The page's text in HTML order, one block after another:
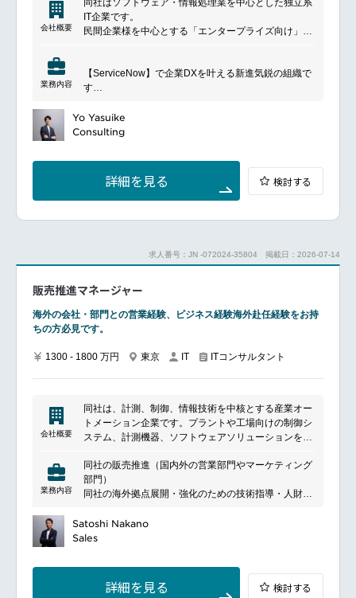
たスキルを基礎としてより大きなチームを管理しビジ
ネスと結び付けた活躍をして頂きます。
マネジャークラスでは技術およびクライアントフェイ
回すと共に、お客様毎にオーダーメイドし将来を見据
えた提案活動を通じて、お客様の将来像を創造する力
と提案力を発揮することが求められます。
ーモデルの構築、風土・文化まで含めたお客様組織変
革やお客様のケイパビリティ向上、DX推進にチャレ
会社概要
同社はソフトウェア・情報処理業を中心とした独立系
IT企業です。
民間企業様を中心とする「エンタープライズ向け」領
新しいテクノロジーを取り入れ、次世代のビジネスの
基盤と仕組みを創り出しています。
業務内容
【ServiceNow】で企業DXを叶える新進気鋭の組織で
す
ージャーとして活躍しませんか？
同社は、ITソリューションを提供する日本企業です。
よびITコンサルティングサービスに強みを持っていま
同社は、多様な業界のニーズに応じたカスタマイズさ
れたソリューションを提供し、クライアントのビジネ
社より出資を受け、2024年新たに誕生した
ャー/プロジェクトリーダーの募集です。
事業部長を始めコンサルファーム出身者が多数在籍し
クラスと、営業面・技術面共に経験豊富なメンバーが
実現に向け、貴方様のような優秀なプロジェクトマネ
ージャーを探していました。
ServiceNow社から最新技術・ビジネスに関するノウ
ライズ市場におけるビジネス創出・拡大を目指し、ソ
リューションおよサービスの導入の推進をご担当くだ
さい。
■業務内容： ・ServiceNowの導入プロジェクトにて、
要件定義～基本/詳細設計～実装～テスト～デプロイ/
■魅力：
Yo Yasuike
Consulting
詳細を見る 検討する
求人番号：JN -072024-35804 掲載日：2026-07-14
販売推進マネージャー
海外の会社・部門との営業経験、ビジネス経験海外赴任経験をお持
ちの方必見です。
1300 - 1800 万円 東京 IT ITコンサルタント
会社概要
同社は、計測、制御、情報技術を中核とする産業オー
トメーション企業です。プラントや工場向けの制御シ
ステム、計測機器、ソフトウェアソリューションを提
業を支えています。デジタル技術を活用した自律化や
DXを推進し、持続可能な社会の実現に貢献していま
す。
業務内容
同社の販売推進（国内外の営業部門やマーケティング
部門）
同社の海外拠点展開・強化のための技術指導・人財教
同社の要件定義、見積サポート業務
Satoshi Nakano
Sales
詳細を見る 検討する